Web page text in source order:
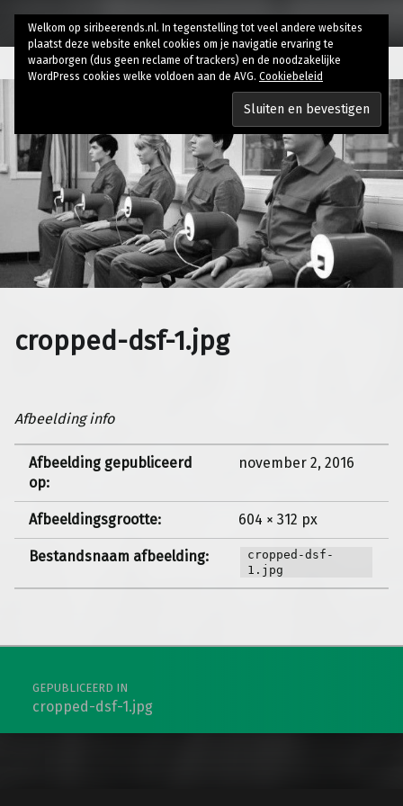
cropped-dsf-1.jpg
Afbeelding info
Afbeelding gepubliceerd
op:
november 2, 2016
Afbeeldingsgrootte: 604 × 312 px
Bestandsnaam afbeelding:
cropped-dsf-
1.jpg
Berichtnavigatie
GEPUBLICEERD IN
cropped-dsf-1.jpg
Welkom op siribeerends.nl. In tegenstelling tot veel andere websites
plaatst deze website enkel cookies om je navigatie ervaring te
waarborgen (dus geen reclame of trackers) en de noodzakelijke
WordPress cookies welke voldoen aan de AVG. Cookiebeleid